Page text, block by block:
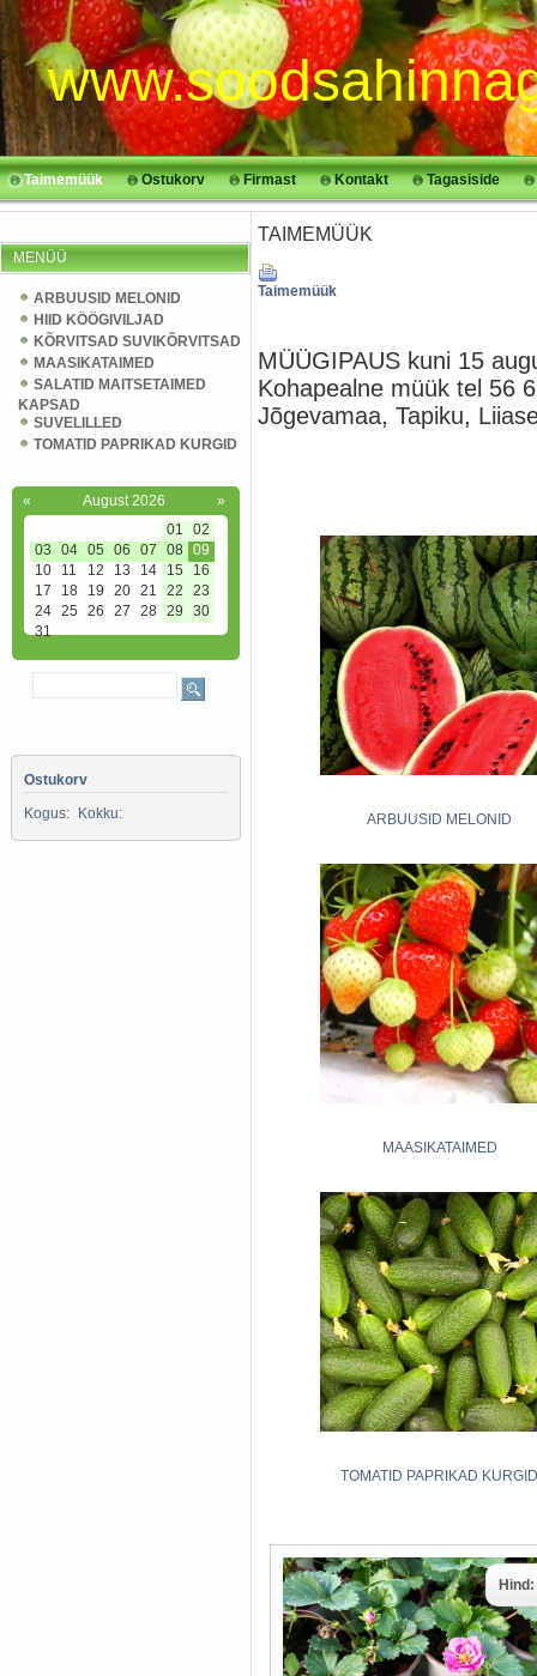
Taimemüük Ostukorv Firmast Kontakt Tagasiside
MENÜÜ
ARBUUSID MELONID
HIID KÖÖGIVILJAD
KÕRVITSAD SUVIKÕRVITSAD
MAASIKATAIMED
SALATID MAITSETAIMED
KAPSAD
SUVELILLED
TOMATID PAPRIKAD KURGID
« August 2026
»
01
02
03
04 05 06 07 08
09
10
11 12 13 14 15
16
17
18 19 20 21 22
23
24
25 26 27 28 29
30
31
Ostukorv
Kogus:
Kokku:
TAIMEMÜÜK
Taimemüük
MÜÜGIPAUS kuni 15
Kohapealne müük tel 56
Jõgevamaa, Tapiku,
ARBUUSID MELONID
MAASIKATAIMED
TOMATID PAPRIKAD KURGID
Hind: